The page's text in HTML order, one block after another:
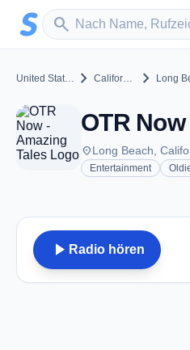
Zum Hauptinhalt springen
search
Sender suchen
United States chevron_right California chevron_right
placeLong Beach,
Entertainment
play_arrow Radio hören